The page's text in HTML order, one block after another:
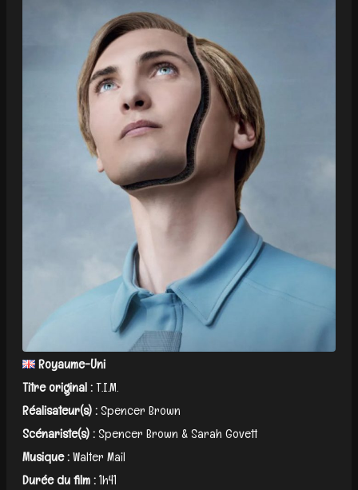
Royaume-Uni
Titre original :T.I.M.
Réalisateur(s) :Spencer Brown
Scénariste(s) :Spencer Brown & Sarah Govett
Musique :Walter Mail
Durée du film :1h41